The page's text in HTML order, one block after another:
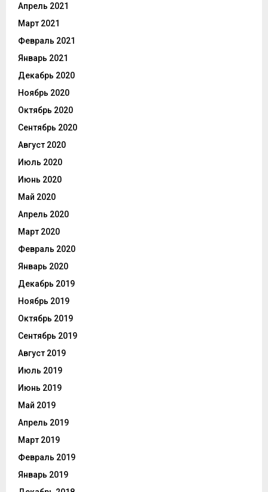
Апрель 2021
Март 2021
Февраль 2021
Январь 2021
Декабрь 2020
Ноябрь 2020
Октябрь 2020
Сентябрь 2020
Август 2020
Июль 2020
Июнь 2020
Май 2020
Апрель 2020
Март 2020
Февраль 2020
Январь 2020
Декабрь 2019
Ноябрь 2019
Октябрь 2019
Сентябрь 2019
Август 2019
Июль 2019
Июнь 2019
Май 2019
Апрель 2019
Март 2019
Февраль 2019
Январь 2019